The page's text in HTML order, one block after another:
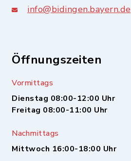
info@bidingen.bayern.de
Öffnungszeiten
Vormittags
Dienstag 08:00-12:00 Uhr
Freitag 08:00-11:00 Uhr
Nachmittags
Mittwoch 16:00-18:00 Uhr